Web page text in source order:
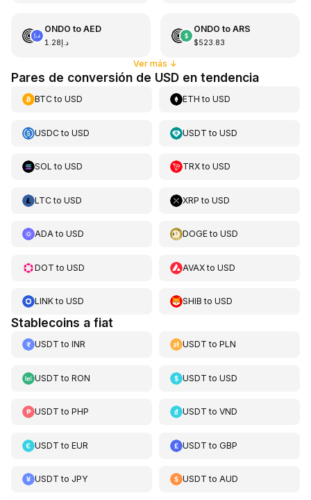
ONDO to AED
د.إ1.28
ONDO to ARS
$523.83
Ver más ↓
Pares de conversión de USD en tendencia
BTCto USD ETH toUSD
USDCto USD USDT toUSD
SOL to USD TRXtoUSD
LTCto USD XRP toUSD
ADAto USD DOGEtoUSD
DOT to USD AVAXtoUSD
LINKto USD SHIB toUSD
Stablecoins a fiat
USDT to INR USDT toPLN
USDT to RON USDT toUSD
USDT to PHP USDT toVND
USDT to EUR USDT toGBP
USDT to JPY USDT toAUD